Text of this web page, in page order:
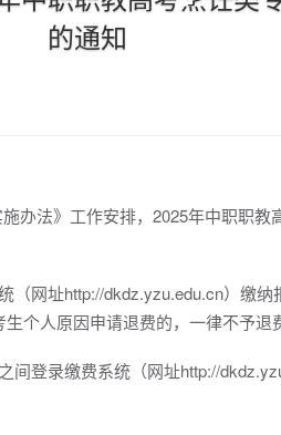
的通知
办法》工作安排，2025年中职职教
网址http://dkdz.yzu.edu.cn）缴纳
个人原因申请退费的，一律不予退
间登录缴费系统（网址http://